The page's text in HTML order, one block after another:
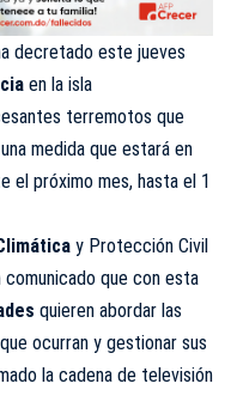
decretado este jueves
en la isla
terremotos que
medida que estará en
el próximo mes, hasta el 1
y Protección Civil
comunicado que con esta
quieren abordar las
que ocurran y gestionar sus
la cadena de televisión